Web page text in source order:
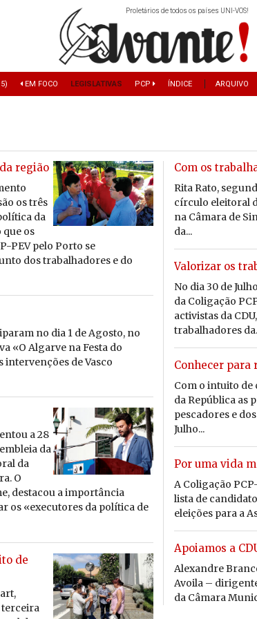
Proletários de todos os países UNI-VOS!
EM FOCO LEGISLATIVAS PCP ÍNDICE ARQUIVO
região
os três
da
que os
PEV pelo Porto se
dos tra­ba­lha­dores e do
no dia 1 de Agosto, no
«O Al­garve na Festa do
in­ter­ven­ções de Vasco
a 28
da
da
O
des­tacou a im­por­tância
os «exe­cu­tores da po­lí­tica de
de
Com os
Rita Rato,
círculo eleitoral
na Câmara de
da...
Valorizar os
No dia 30 de
da Coligação
activistas da
trabalhadores
Conhecer para
Com o intuito de
da República as
pescadores e
Julho...
Por uma vida
A Coligação
lista de
eleições para a
Apoiamos a
Alexandre
Avoila –
da Câmara